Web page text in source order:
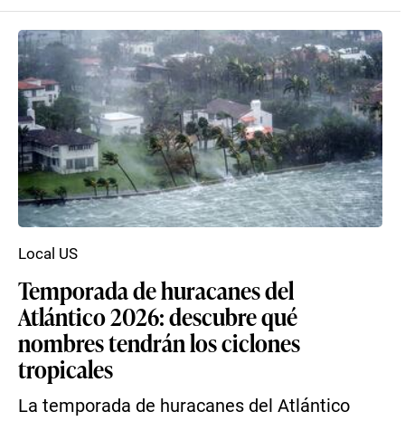
Temporada de huracanes del
Atlántico 2026: descubre qué
nombres tendrán los ciclones
tropicales
La temporada de huracanes del Atlántico
Local US